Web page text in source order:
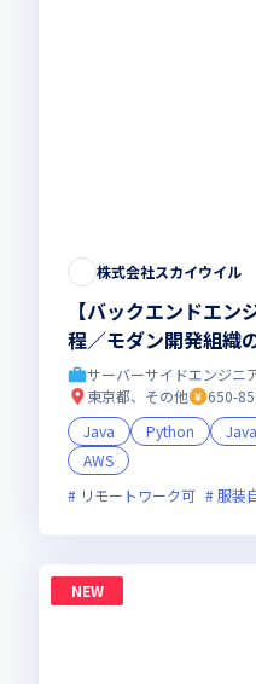
株式会社スカイウイル
【バックエンドエ
程／モダン開発組織
サーバーサイドエンジニ
東京都、その他
650-
Java
Python
AWS
リモートワーク可
服装
NEW